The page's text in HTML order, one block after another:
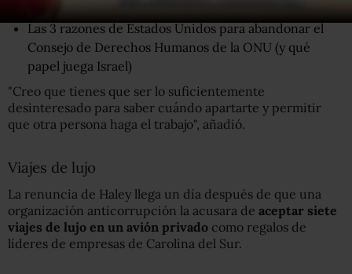
Las 3 razones de Estados Unidos para abandonar el
Consejo de Derechos Humanos de la ONU (y qué
papel juega Israel)
"Creo que tienes que ser lo suficientemente
desinteresado para saber cuándo apartarte y permitir
que otra persona haga el trabajo", añadió.
Viajes de lujo
La renuncia de Haley llega un día después de que una
organización anticorrupción la acusara de aceptar siete
viajes de lujo en un avión privado como regalos de
líderes de empresas de Carolina del Sur.